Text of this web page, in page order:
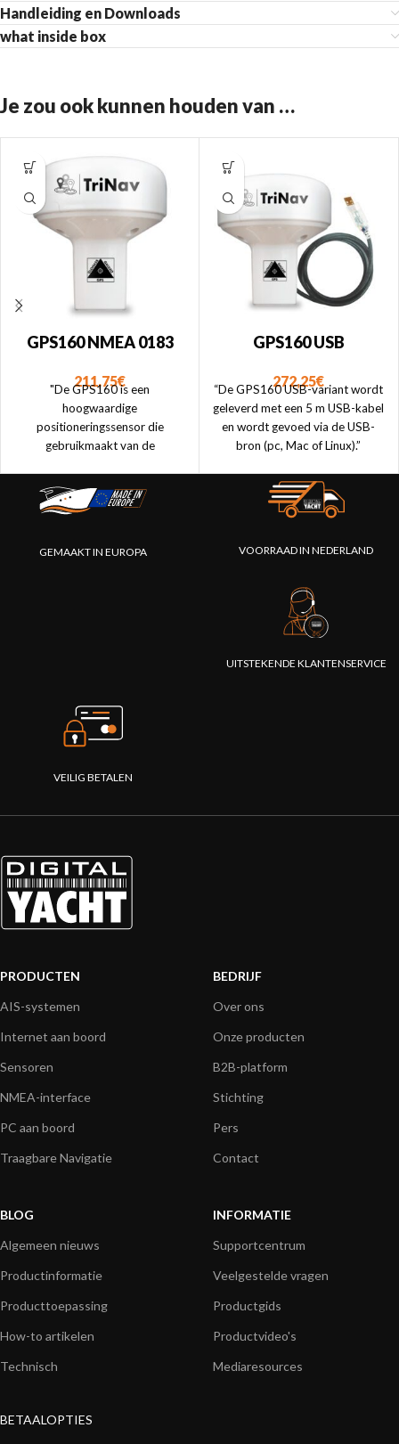
Handleiding en Downloads
what inside box
Je zou ook kunnen houden van …
GPS160 NMEA 0183
211,75€
"De GPS160 is een
hoogwaardige
positioneringssensor die
gebruikmaakt van de
uitzonderlijke
een NMEA 0183-interface."
GPS160 USB
272,25€
“De GPS160 USB-variant wordt
geleverd met een 5 m USB-kabel
en wordt gevoed via de USB-
bron (pc, Mac of Linux).”
GEMAAKT IN EUROPA VOORRAAD IN NEDERLAND
UITSTEKENDE KLANTENSERVICE
VEILIG BETALEN
PRODUCTEN
AIS-systemen
Internet aan boord
Sensoren
NMEA-interface
PC aan boord
Traagbare Navigatie
BEDRIJF
Over ons
Onze producten
B2B-platform
Stichting
Pers
Contact
BLOG
Algemeen nieuws
Productinformatie
Producttoepassing
How-to artikelen
Technisch
INFORMATIE
Supportcentrum
Veelgestelde vragen
Productgids
Productvideo's
Mediaresources
BETAALOPTIES